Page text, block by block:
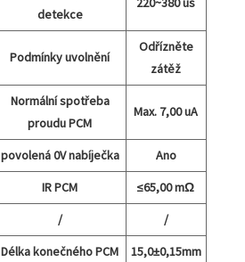
detekce
Podmínky uvolnění
Odřízněte
zátěž
Normální spotřeba
proudu PCM
Max. 7,00 uA
povolená 0V nabíječka
Ano
IR PCM
≤65,00 mΩ
/ /
Délka konečného PCM
15,0±0,15mm